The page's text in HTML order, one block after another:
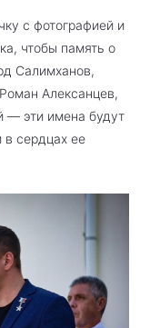
с фотографией и
чтобы память о
Салимханов,
Алексанцев,
— эти имена будут
в сердцах ее